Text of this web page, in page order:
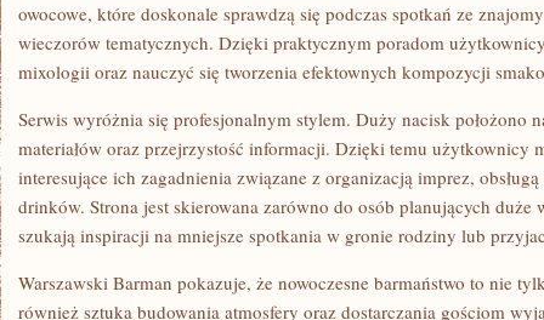
owocowe, które doskonale sprawdzą się podczas spotkań ze
wieczorów tematycznych. Dzięki praktycznym poradom
mixologii oraz nauczyć się tworzenia efektownych kompozycji
Serwis wyróżnia się profesjonalnym stylem. Duży nacisk położono
materiałów oraz przejrzystość informacji. Dzięki temu użytkownicy
interesujące ich zagadnienia związane z organizacją imprez,
drinków. Strona jest skierowana zarówno do osób planujących
szukają inspiracji na mniejsze spotkania w gronie rodziny lub
Warszawski Barman pokazuje, że nowoczesne barmaństwo to nie
również sztuka budowania atmosfery oraz dostarczania gościom